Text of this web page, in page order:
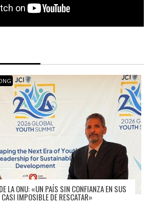
LA ONU: «UN PAÍS SIN CONFIANZA EN SUS
IMPOSIBLE DE RESCATAR»